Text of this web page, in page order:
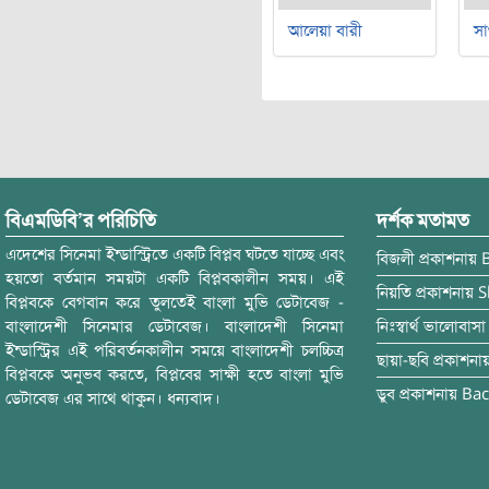
আলেয়া বারী
বিএমডিবি’র পরিচিতি
এদেশের সিনেমা ইন্ডাস্ট্রিতে একটি বিপ্লব ঘটতে যাচ্ছে এবং
হয়তো বর্তমান সময়টা একটি বিপ্লবকালীন সময়। এই
বিপ্লবকে বেগবান করে তুলতেই বাংলা মুভি ডেটাবেজ -
বাংলাদেশী সিনেমার ডেটাবেজ। বাংলাদেশী সিনেমা
ইন্ডাস্ট্রির এই পরিবর্তনকালীন সময়ে বাংলাদেশী চলচ্চিত্র
বিপ্লবকে অনুভব করতে, বিপ্লবের সাক্ষী হতে বাংলা মুভি
ডেটাবেজ এর সাথে থাকুন। ধন্যবাদ।
দর্শক মতামত
বিজলী প্রকাশনায়
নিয়তি প্রকাশনায়
নিঃস্বার্থ ভালোবাসা
ছায়া-ছবি
ডুব প্রকাশনায়